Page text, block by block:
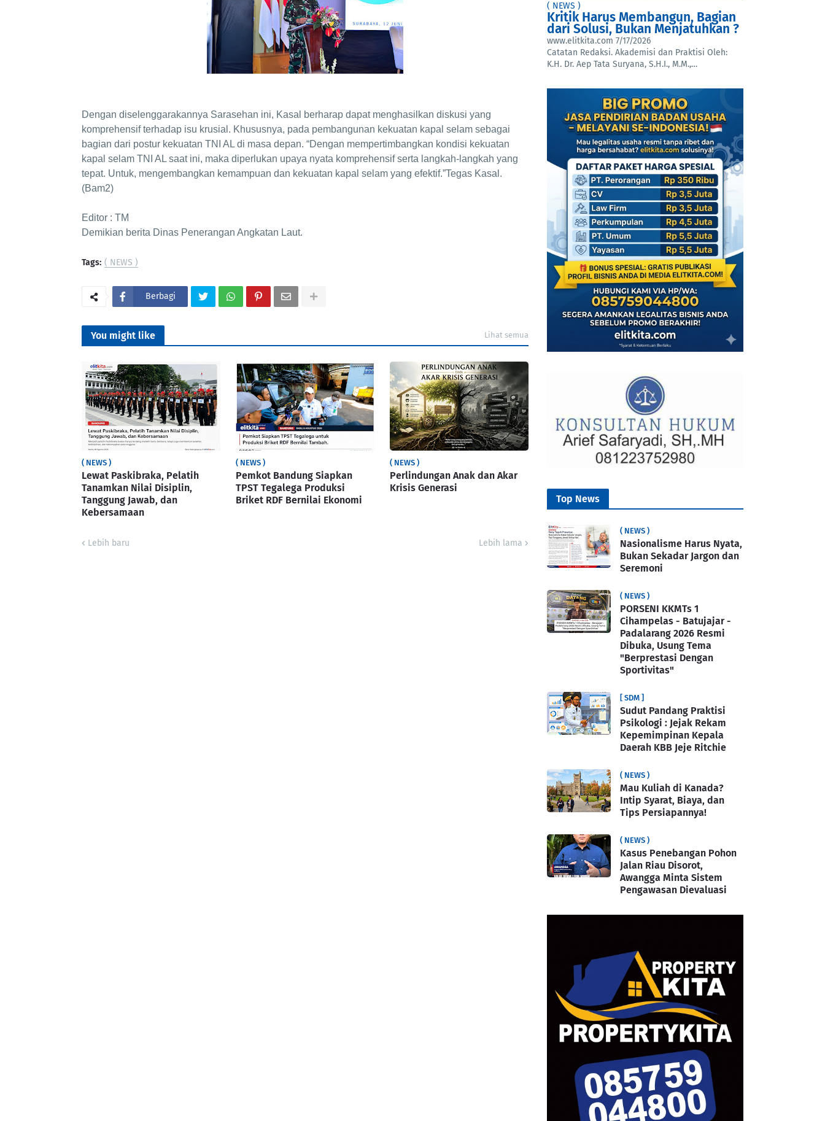
Dengan diselenggarakannya Sarasehan ini, Kasal berharap dapat menghasilkan diskusi yang
komprehensif terhadap isu krusial. Khususnya, pada pembangunan kekuatan kapal selam sebagai
bagian dari postur kekuatan TNI AL di masa depan. “Dengan mempertimbangkan kondisi kekuatan
kapal selam TNI AL saat ini, maka diperlukan upaya nyata komprehensif serta langkah-langkah yang
tepat. Untuk, mengembangkan kemampuan dan kekuatan kapal selam yang efektif.”Tegas Kasal.
(Bam2)
Editor : TM
Demikian berita Dinas Penerangan Angkatan Laut.
Tags: ( NEWS )
Berbagi
You might like Lihat semua
( NEWS )
Lewat Paskibraka, Pelatih
Tanamkan Nilai Disiplin,
Tanggung Jawab, dan
Kebersamaan
( NEWS )
Pemkot Bandung Siapkan
TPST Tegalega Produksi
Briket RDF Bernilai Ekonomi
( NEWS )
Perlindungan Anak dan Akar
Krisis Generasi
Lebih baru Lebih lama
( NEWS )
Kritik Harus Membangun, Bagian
dari Solusi, Bukan Menjatuhkan ?
www.elitkita.com 7/17/2026
Catatan Redaksi. Akademisi dan Praktisi Oleh:
K.H. Dr. Aep Tata Suryana, S.H.I., M.M.,…
Top News
( NEWS )
Nasionalisme Harus Nyata,
Bukan Sekadar Jargon dan
Seremoni
( NEWS )
PORSENI KKMTs 1
Cihampelas - Batujajar -
Padalarang 2026 Resmi
Dibuka, Usung Tema
"Berprestasi Dengan
Sportivitas"
[ SDM ]
Sudut Pandang Praktisi
Psikologi : Jejak Rekam
Kepemimpinan Kepala
Daerah KBB Jeje Ritchie
( NEWS )
Mau Kuliah di Kanada?
Intip Syarat, Biaya, dan
Tips Persiapannya!
( NEWS )
Kasus Penebangan Pohon
Jalan Riau Disorot,
Awangga Minta Sistem
Pengawasan Dievaluasi